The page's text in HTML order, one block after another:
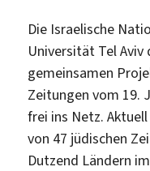
Die Israelische
Universität Tel
gemeinsamen
Zeitungen vom 19.
frei ins Netz.
von 47 jüdischen
Dutzend Ländern